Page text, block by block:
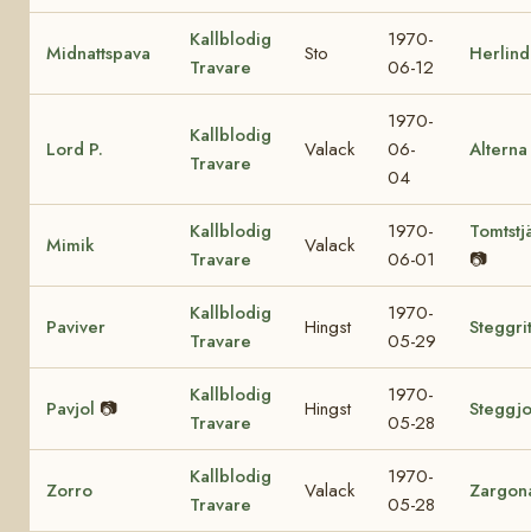
Midnattspava
Kallblodig
Travare
Sto
1970-
06-12
Lord P.
Kallblodig
Travare
Valack
1970-
06-
04
Alterna
Mimik
Kallblodig
Travare
Valack
1970-
06-01
📷
Paviver
Kallblodig
Travare
Hingst
1970-
05-29
Pavjol 📷
Kallblodig
Travare
Hingst
1970-
05-28
Zorro
Kallblodig
Travare
Valack
1970-
05-28